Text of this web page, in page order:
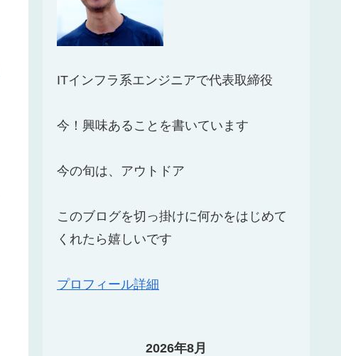
ITインフラ系エンジニアで代表取締役
今！興味あることを書いています
今の旬は、アウトドア
このブログを切っ掛けに何かをはじめて
くれたら嬉しいです
プロフィール詳細
2026年8月